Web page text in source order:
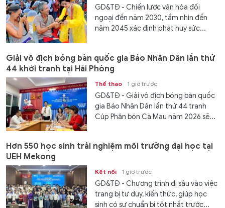
GD&TĐ - Chiến lược văn hóa đối
ngoại đến năm 2030, tầm nhìn đến
năm 2045 xác định phát huy sức...
Giải vô địch bóng bàn quốc gia Báo Nhân Dân lần thứ
44 khởi tranh tại Hải Phòng
Thể thao 1 giờ trước
GD&TĐ - Giải vô địch bóng bàn quốc
gia Báo Nhân Dân lần thứ 44 tranh
Cúp Phân bón Cà Mau năm 2026 sẽ...
Hơn 550 học sinh trải nghiệm môi trường đại học tại
UEH Mekong
Kết nối 1 giờ trước
GD&TĐ - Chương trình đi sâu vào việc
trang bị tư duy, kiến thức, giúp học
sinh có sự chuẩn bị tốt nhất trước...